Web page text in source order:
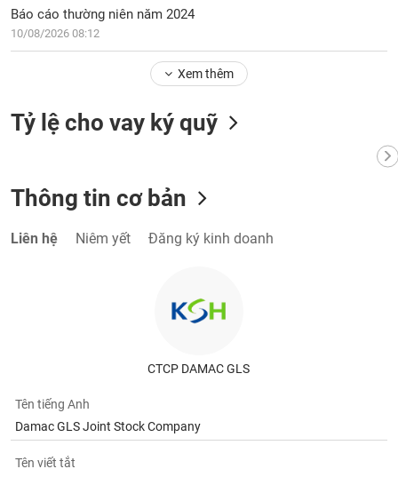
Báo cáo thường niên năm 2024
10/08/2026 08:12
Xem thêm
Tỷ lệ cho vay ký quỹ
Thông tin cơ bản
Liên hệ Niêm yết Đăng ký kinh doanh
CTCP DAMAC GLS
Tên tiếng Anh
Damac GLS Joint Stock Company
Tên viết tắt